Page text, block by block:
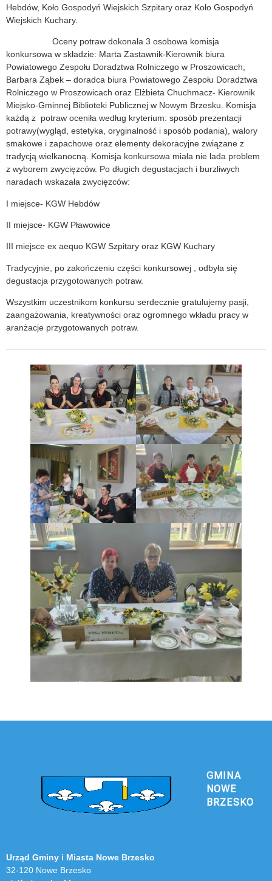
Hebdów, Koło Gospodyń Wiejskich Szpitary oraz Koło Gospodyń
Wiejskich Kuchary.
Oceny potraw dokonała 3 osobowa komisja
konkursowa w składzie: Marta Zastawnik-Kierownik biura
Powiatowego Zespołu Doradztwa Rolniczego w Proszowicach,
Barbara Ząbek – doradca biura Powiatowego Zespołu Doradztwa
Rolniczego w Proszowicach oraz Elżbieta Chuchmacz- Kierownik
Miejsko-Gminnej Biblioteki Publicznej w Nowym Brzesku. Komisja
każdą z potraw oceniła według kryterium: sposób prezentacji
potrawy(wygląd, estetyka, oryginalność i sposób podania), walory
smakowe i zapachowe oraz elementy dekoracyjne związane z
tradycją wielkanocną. Komisja konkursowa miała nie lada problem
z wyborem zwycięzców. Po długich degustacjach i burzliwych
naradach wskazała zwycięzców:
I miejsce- KGW Hebdów
II miejsce- KGW Pławowice
III miejsce ex aequo KGW Szpitary oraz KGW Kuchary
Tradycyjnie, po zakończeniu części konkursowej , odbyła się
degustacja przygotowanych potraw.
Wszystkim uczestnikom konkursu serdecznie gratulujemy pasji,
zaangażowania, kreatywności oraz ogromnego wkładu pracy w
aranżacje przygotowanych potraw.
GMINA
NOWE
BRZESKO
Urząd Gminy i Miasta Nowe Brzesko
32-120 Nowe Brzesko